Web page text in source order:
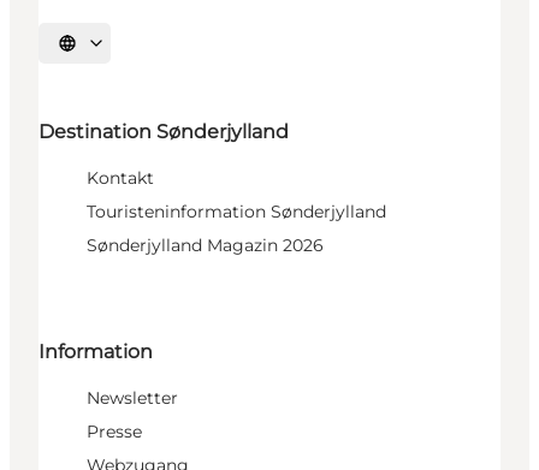
Sprache auswählen
Destination Sønderjylland
Kontakt
Touristeninformation Sønderjylland
Sønderjylland Magazin 2026
Information
Newsletter
Presse
Webzugang